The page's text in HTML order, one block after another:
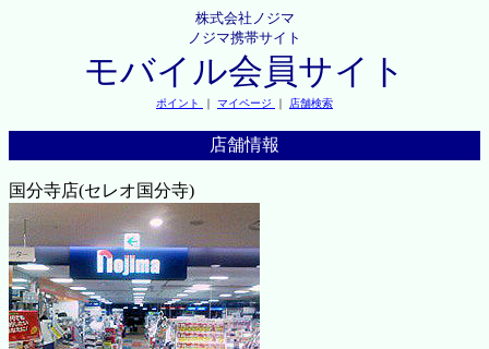
株式会社ノジマ
ノジマ携帯サイト
モバイル会員サイト
ポイント ｜ マイページ ｜ 店舗検索
店舗情報
国分寺店(セレオ国分寺)